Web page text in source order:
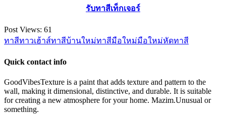
รับทาสีเท็กเจอร์
Post Views: 61
ทาสีทาวเฮ้าส์ทาสีบ้านใหม่ทาสีมือใหม่มือใหม่หัดทาสี
Quick contact info
GoodVibesTexture is a paint that adds texture and pattern to the
wall, making it dimensional, distinctive, and durable. It is suitable
for creating a new atmosphere for your home. Mazim.Unusual or
something.